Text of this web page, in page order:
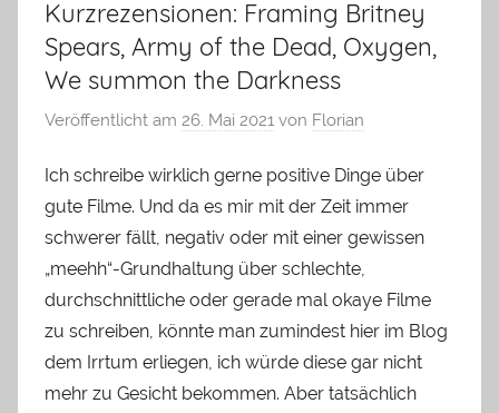
Kurzrezensionen: Framing Britney
Spears, Army of the Dead, Oxygen,
We summon the Darkness
Veröffentlicht am 26. Mai 2021 von Florian
Ich schreibe wirklich gerne positive Dinge über
gute Filme. Und da es mir mit der Zeit immer
schwerer fällt, negativ oder mit einer gewissen
„meehh“-Grundhaltung über schlechte,
durchschnittliche oder gerade mal okaye Filme
zu schreiben, könnte man zumindest hier im Blog
dem Irrtum erliegen, ich würde diese gar nicht
mehr zu Gesicht bekommen. Aber tatsächlich